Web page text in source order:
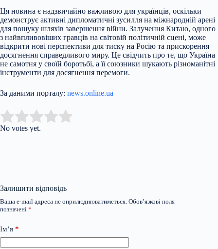
Ця новина є надзвичайно важливою для українців, оскільки
демонструє активні дипломатичні зусилля на міжнародній арені
для пошуку шляхів завершення війни. Залучення Китаю, одного
з найвпливовіших гравців на світовій політичній сцені, може
відкрити нові перспективи для тиску на Росію та прискорення
досягнення справедливого миру. Це свідчить про те, що Україна
не самотня у своїй боротьбі, а її союзники шукають різноманітні
інструменти для досягнення перемоги.
За даними порталу: news.online.ua
Rate this item:
No votes yet.
Залишити відповідь
Ваша e-mail адреса не оприлюднюватиметься. Обов’язкові поля
позначені *
Ім’я *